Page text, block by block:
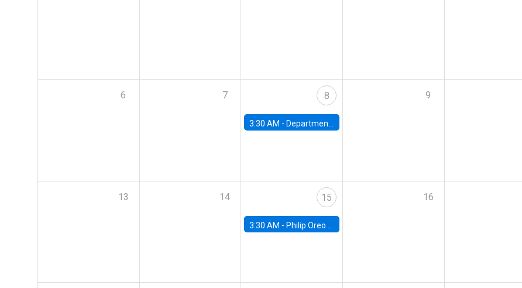
6 7 8
3:30 AM - Department Seminar: James Robinson
9
13 14 15
3:30 AM - Philip Oreopolous, University of Toronto
16